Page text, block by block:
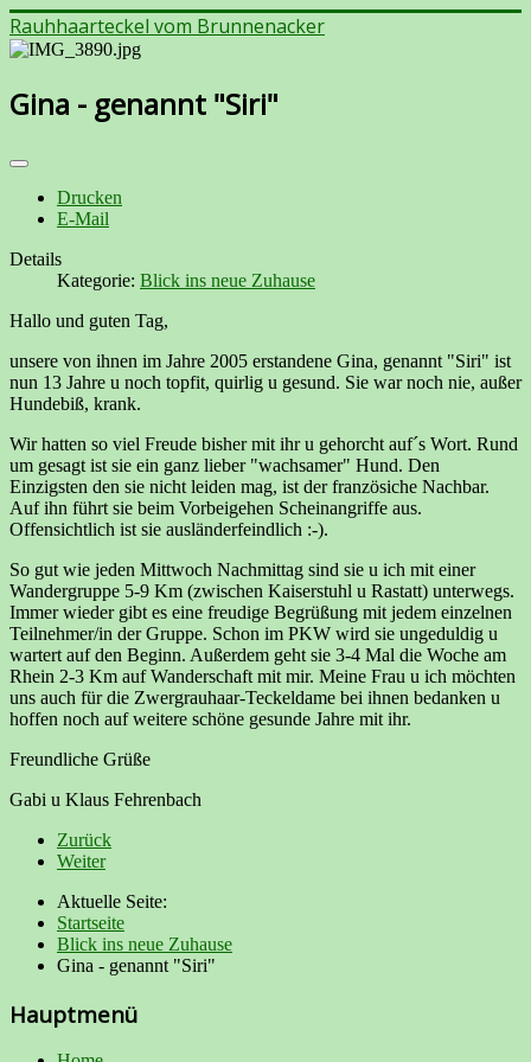
Rauhhaarteckel vom Brunnenacker
Gina - genannt "Siri"
Drucken
E-Mail
Details
Kategorie: Blick ins neue Zuhause
Hallo und guten Tag,
unsere von ihnen im Jahre 2005 erstandene Gina, genannt "Siri" ist
nun 13 Jahre u noch topfit, quirlig u gesund. Sie war noch nie, außer
Hundebiß, krank.
Wir hatten so viel Freude bisher mit ihr u gehorcht auf´s Wort. Rund
um gesagt ist sie ein ganz lieber "wachsamer" Hund. Den
Einzigsten den sie nicht leiden mag, ist der französiche Nachbar.
Auf ihn führt sie beim Vorbeigehen Scheinangriffe aus.
Offensichtlich ist sie ausländerfeindlich :-).
So gut wie jeden Mittwoch Nachmittag sind sie u ich mit einer
Wandergruppe 5-9 Km (zwischen Kaiserstuhl u Rastatt) unterwegs.
Immer wieder gibt es eine freudige Begrüßung mit jedem einzelnen
Teilnehmer/in der Gruppe. Schon im PKW wird sie ungeduldig u
wartert auf den Beginn. Außerdem geht sie 3-4 Mal die Woche am
Rhein 2-3 Km auf Wanderschaft mit mir. Meine Frau u ich möchten
uns auch für die Zwergrauhaar-Teckeldame bei ihnen bedanken u
hoffen noch auf weitere schöne gesunde Jahre mit ihr.
Freundliche Grüße
Gabi u Klaus Fehrenbach
Zurück
Weiter
Aktuelle Seite:
Startseite
Blick ins neue Zuhause
Gina - genannt "Siri"
Hauptmenü